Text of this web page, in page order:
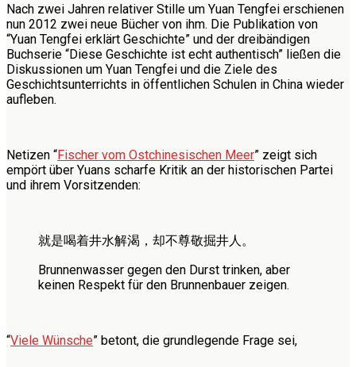
Nach zwei Jahren relativer Stille um Yuan Tengfei erschienen
nun 2012 zwei neue Bücher von ihm. Die Publikation von
“Yuan Tengfei erklärt Geschichte” und der dreibändigen
Buchserie “Diese Geschichte ist echt authentisch” ließen die
Diskussionen um Yuan Tengfei und die Ziele des
Geschichtsunterrichts in öffentlichen Schulen in China wieder
aufleben.
Netizen “Fischer vom Ostchinesischen Meer” zeigt sich
empört über Yuans scharfe Kritik an der historischen Partei
und ihrem Vorsitzenden:
就是喝着井水解渴，却不尊敬掘井人。
Brunnenwasser gegen den Durst trinken, aber
keinen Respekt für den Brunnenbauer zeigen.
“Viele Wünsche” betont, die grundlegende Frage sei,